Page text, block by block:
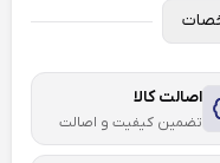
اصالت کالا
تضمین کیفیت و اصالت